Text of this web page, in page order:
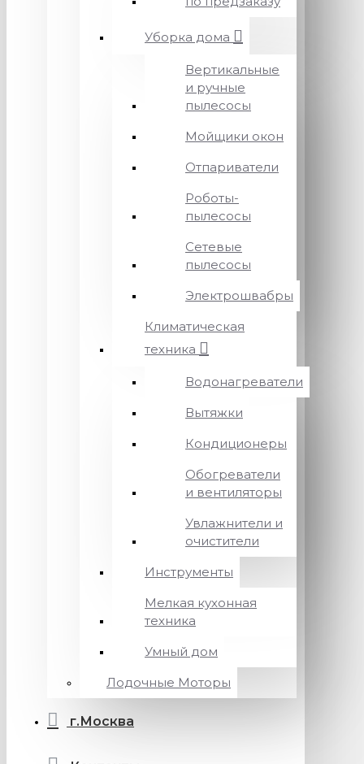
Уборка дома
Вертикальные
и ручные
пылесосы
Мойщики окон
Отпариватели
Роботы-
пылесосы
Сетевые
пылесосы
Электрошвабры
Климатическая
техника
Водонагреватели
Вытяжки
Кондиционеры
Обогреватели
и вентиляторы
Увлажнители и
очистители
Инструменты
Мелкая кухонная
техника
Умный дом
Лодочные Моторы
г.Москва